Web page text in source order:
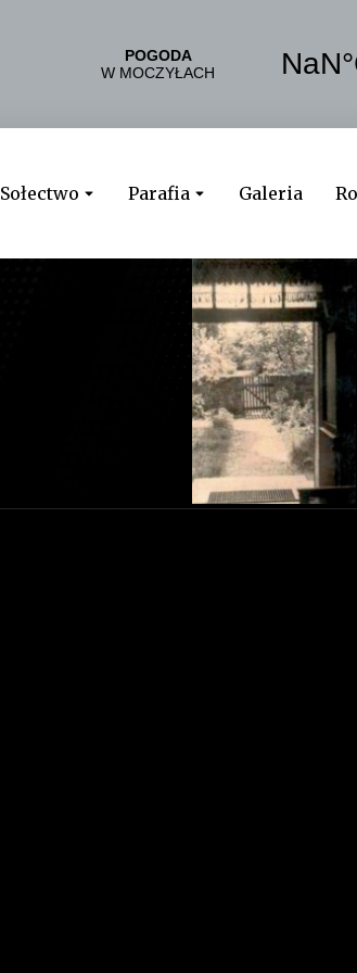
Sołectwo Parafia Galeria